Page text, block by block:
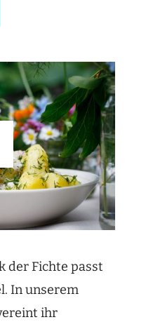
der Fichte passt
In unserem
ihr